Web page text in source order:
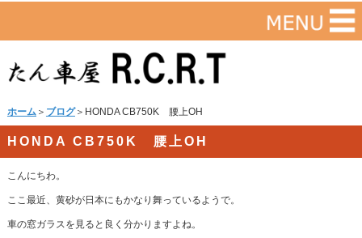
ホーム ＞ ブログ＞HONDA CB750K 腰上OH
HONDA CB750K 腰上OH
こんにちわ。
ここ最近、黄砂が日本にもかなり舞っているようで。
車の窓ガラスを見ると良く分かりますよね。